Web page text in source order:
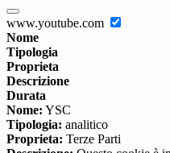
www.youtube.com
Nome
Tipologia
Proprieta
Descrizione
Durata
Nome: YSC
Tipologia: analitico
Proprieta: Terze Parti